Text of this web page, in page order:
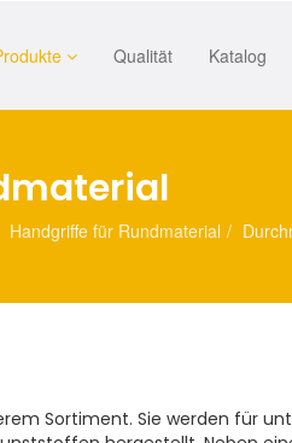
Qualität Katalog
Handgriffe für Rundmaterial
Sortiment. Sie werden für